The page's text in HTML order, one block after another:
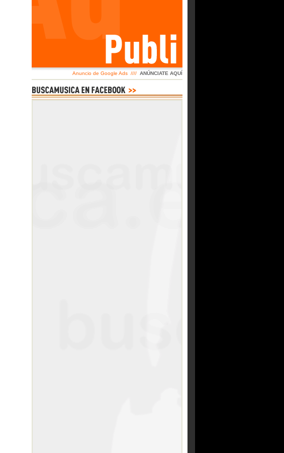
Anuncio de Google Ads //// ANÚNCIATE AQUÍ